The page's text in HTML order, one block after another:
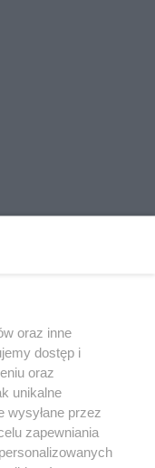
być powielany i
w jakikolwiek sposób (w
polu
w
Jakiekolwiek użycie lub
naruszeniem prawa,
kary i może być
oraz inne
dostęp i
oraz
unikalne
wysyłane przez
zapewniania